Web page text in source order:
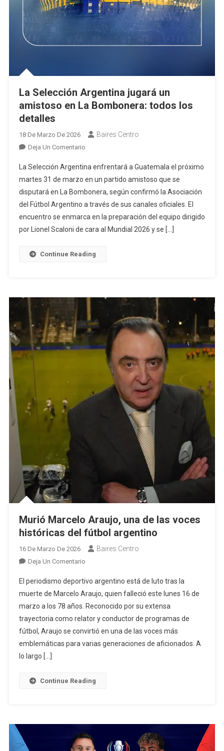
La Selección Argentina jugará un
amistoso en La Bombonera: todos los
detalles
18 De Marzo De 2026 Baires Centro
Deja Un ComentarioEn
Selección
Argentina
Jugará
Un
Amistoso
En
Bombonera:
La Selección Argentina enfrentará a Guatemala el próximo
martes 31 de marzo en un partido amistoso que se
disputará en La Bombonera, según confirmó la Asociación
del Fútbol Argentino a través de sus canales oficiales. El
encuentro se enmarca en la preparación del equipo dirigido
por Lionel Scaloni de cara al Mundial 2026 y se […]
Continue Reading
Murió Marcelo Araujo, una de las voces
históricas del fútbol argentino
16 De Marzo De 2026 Baires Centro
Deja Un ComentarioEn
Marcelo
Araujo,
Una
De
Las
Voces
El periodismo deportivo argentino está de luto tras la
muerte de Marcelo Araujo, quien falleció este lunes 16 de
marzo a los 78 años. Reconocido por su extensa
trayectoria como relator y conductor de programas de
fútbol, Araujo se convirtió en una de las voces más
emblemáticas para varias generaciones de aficionados. A
lo largo […]
Continue Reading